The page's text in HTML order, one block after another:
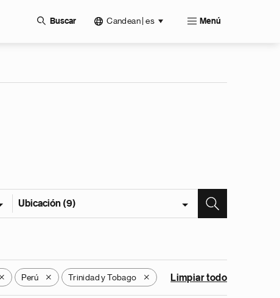
Buscar Candean | es Menú
Ubicación (9)
X Perú X Trinidad y Tobago X Limpiar todo